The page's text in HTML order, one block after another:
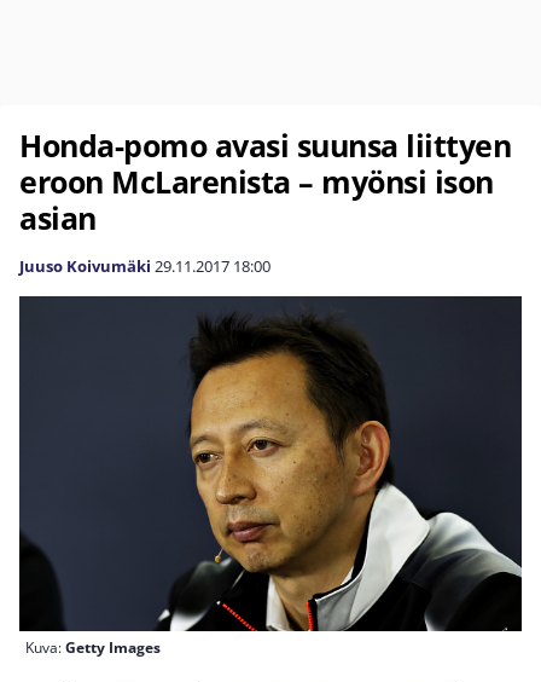
Honda-pomo avasi suunsa liittyen
eroon McLarenista – myönsi ison
asian
Juuso Koivumäki 29.11.2017 18:00
Kuva:Getty Images